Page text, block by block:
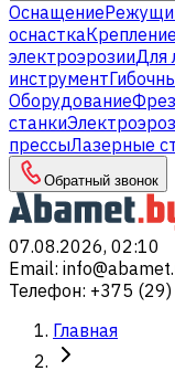
Оснащение
оснастка
электроэрозииДля
инструмент
Оборудование
станки
прессыЛазерные
Обратный звонок
07.08.2026, 02:10
Email:
Телефон: +375
Главная